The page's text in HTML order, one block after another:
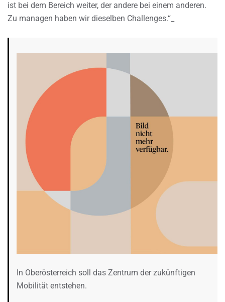
ist bei dem Bereich weiter, der andere bei einem anderen.
Zu managen haben wir dieselben Challenges.“_
In Oberösterreich soll das Zentrum der zukünftigen
Mobilität entstehen.